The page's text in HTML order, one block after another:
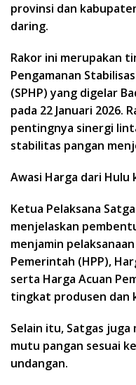
provinsi dan
daring.
Rakor ini merupakan
Pengamanan
(SPHP) yang digelar
pada 22 Januari 2026.
pentingnya sinergi
stabilitas pangan
Awasi Harga dari Hulu
Ketua Pelaksana
menjelaskan
menjamin
Pemerintah (HPP),
serta Harga Acuan
tingkat produsen dan
Selain itu, Satgas juga
mutu pangan sesuai
undangan.